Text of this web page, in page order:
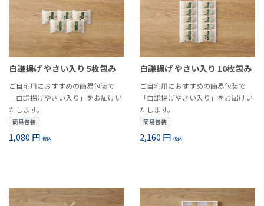
白謙揚げ やさい入り 5枚包み
ご自宅用におすすめの簡易包装で
「白謙揚げやさい入り」をお届けい
たします。
簡易包装
1,080 円 税込
白謙揚げ やさい入り 10枚包み
ご自宅用におすすめの簡易包装で
「白謙揚げやさい入り」をお届けい
たします。
簡易包装
2,160 円 税込